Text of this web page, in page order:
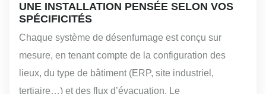
UNE INSTALLATION PENSÉE SELON VOS
SPÉCIFICITÉS
Chaque système de désenfumage est conçu sur
mesure, en tenant compte de la configuration des
lieux, du type de bâtiment (ERP, site industriel,
tertiaire…) et des flux d’évacuation. Le